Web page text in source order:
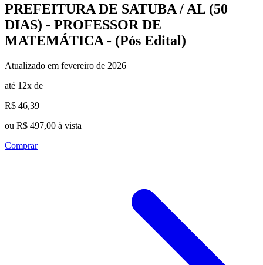
PREFEITURA DE SATUBA / AL (50
DIAS) - PROFESSOR DE
MATEMÁTICA - (Pós Edital)
Atualizado em fevereiro de 2026
até 12x de
R$ 46,39
ou R$ 497,00 à vista
Comprar